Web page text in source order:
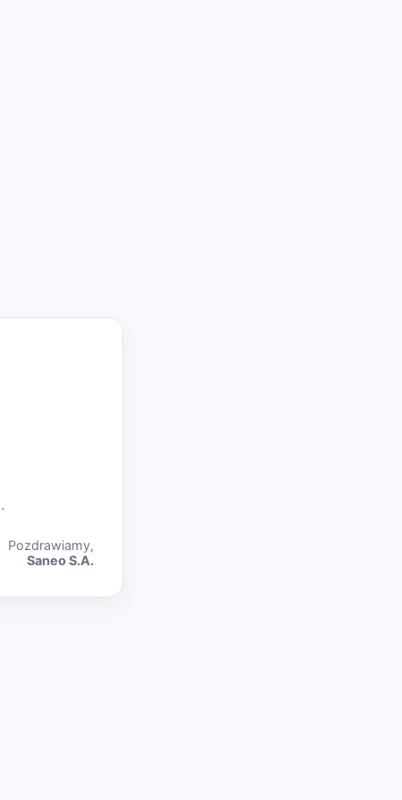
.
Pozdrawiamy,
Saneo S.A.